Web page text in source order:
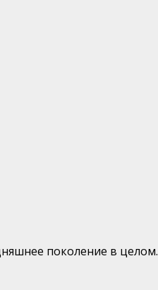
поколение в целом.